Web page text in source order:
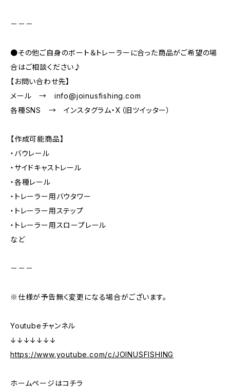
－－－
●その他ご自身のボート＆トレーラーに合った商品がご希望の場
合はご相談ください♪
【お問い合わせ先】
メール → info@joinusfishing.com
各種SNS → インスタグラム・X（旧ツイッター）
【作成可能商品】
・バウレール
・サイドキャストレール
・各種レール
・トレーラー用バウタワー
・トレーラー用ステップ
・トレーラー用スロープレール
など
－－－
※仕様が予告無く変更になる場合がございます。
Youtubeチャンネル
↓↓↓↓↓↓↓
https://www.youtube.com/c/JOINUSFISHING
ホームページはコチラ